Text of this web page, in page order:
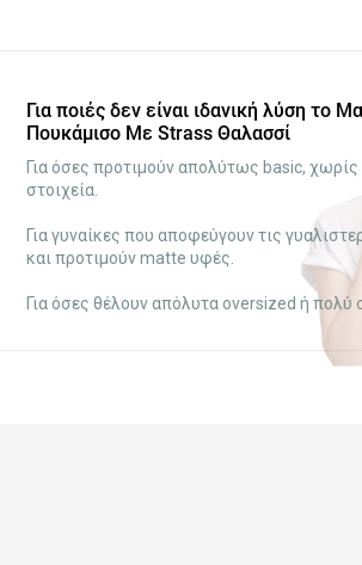
Για ποιές δεν είναι ιδανική λύση το
Πουκάμισο Με Strass Θαλασσί
Για όσες προτιμούν απολύτως basic, χωρίς
στοιχεία.
Για γυναίκες που αποφεύγουν τις
και προτιμούν matte υφές.
Για όσες θέλουν απόλυτα oversized ή πολύ